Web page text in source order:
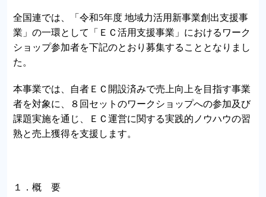
全国連では、「令和5年度 地域力活用新事業創出支援事
業」の一環として「ＥＣ活用支援事業」におけるワーク
ショップ参加者を下記のとおり募集することとなりまし
た。
本事業では、自者ＥＣ開設済みで売上向上を目指す事業
者を対象に、８回セットのワークショップへの参加及び
課題実施を通じ、ＥＣ運営に関する実践的ノウハウの習
熟と売上獲得を支援します。
１．概 要